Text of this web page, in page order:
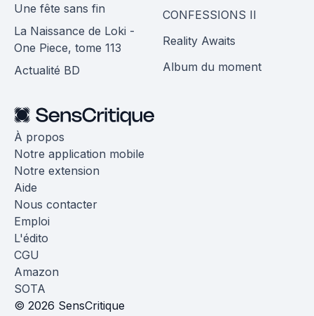
Une fête sans fin
La Naissance de Loki -
One Piece, tome 113
Actualité BD
CONFESSIONS II
Reality Awaits
Album du moment
À propos
Notre application mobile
Notre extension
Aide
Nous contacter
Emploi
L'édito
CGU
Amazon
SOTA
© 2026 SensCritique